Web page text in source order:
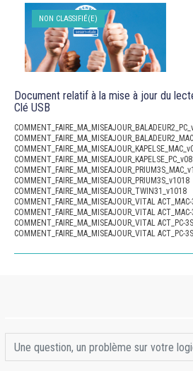
NON CLASSIFIÉ(E)
Document relatif à la mise à jour du
Clé USB
COMMENT_FAIRE_MA_MISEAJOUR_PRIUM3S_v1018
COMMENT_FAIRE_MA_MISEAJOUR_TWIN31_v1018
COMMENT_FAIRE_MA_MISEAJOUR_VITAL
COMMENT_FAIRE_MA_MISEAJOUR_VITAL
COMMENT_FAIRE_MA_MISEAJOUR_VITAL ACT_PC-
COMMENT_FAIRE_MA_MISEAJOUR_VITAL ACT_PC-